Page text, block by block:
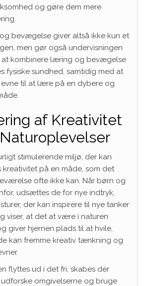
og gøre dem mere
bevægelse giver altså ikke kun et
men gør også undervisningen
at kombinere læring og bevægelse
fysiske sundhed, samtidig med at
til at lære på en dybere og
af Kreativitet
stimulerende miljø, der kan
kreativitet på en måde, som det
ofte ikke kan. Når børn og
udsættes de for nye indtryk,
der kan inspirere til nye tanker
viser, at det at være i naturen
giver hjernen plads til at hvile,
kan fremme kreativ tænkning og
flyttes ud i det fri, skabes der
omgivelserne og bruge